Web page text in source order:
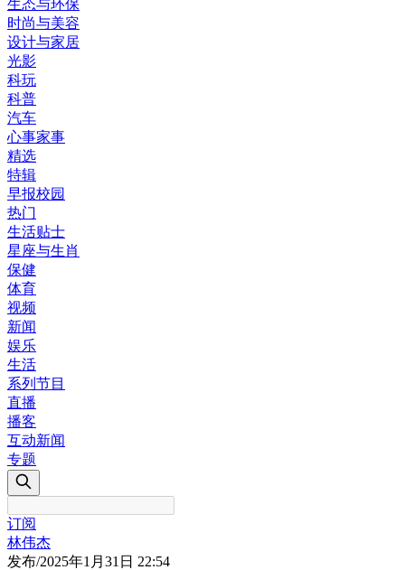
生态与环保
时尚与美容
设计与家居
光影
科玩
科普
汽车
心事家事
精选
特辑
早报校园
热门
生活贴士
星座与生肖
保健
体育
视频
新闻
娱乐
生活
系列节目
直播
播客
互动新闻
专题
订阅
林伟杰
发布/2025年1月31日 22:54